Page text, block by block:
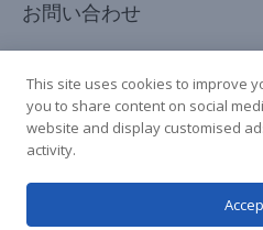
お問い合わせ
著作権 © 2025
This site uses cookies to improve
you to share content on social
website and display customised
activity.